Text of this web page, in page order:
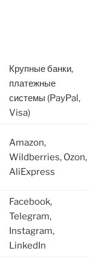
Крупные банки,
платежные
системы (PayPal,
Visa)
Amazon,
Wildberries, Ozon,
AliExpress
Facebook,
Telegram,
Instagram,
LinkedIn